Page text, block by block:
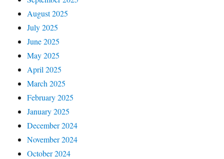
August 2025
July 2025
June 2025
May 2025
April 2025
March 2025
February 2025
January 2025
December 2024
November 2024
October 2024